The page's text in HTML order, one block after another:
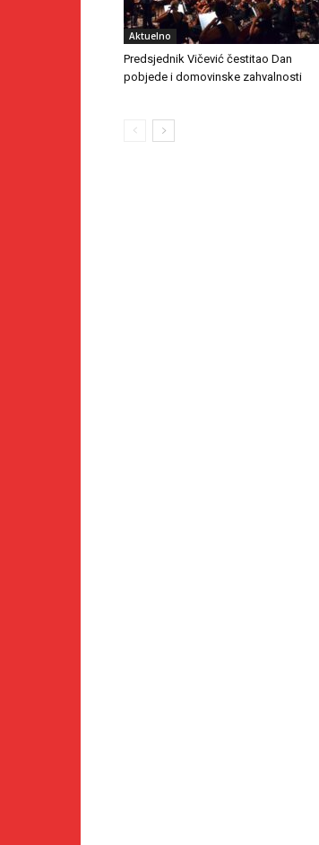
Aktuelno
Predsjednik Vičević čestitao Dan
pobjede i domovinske zahvalnosti